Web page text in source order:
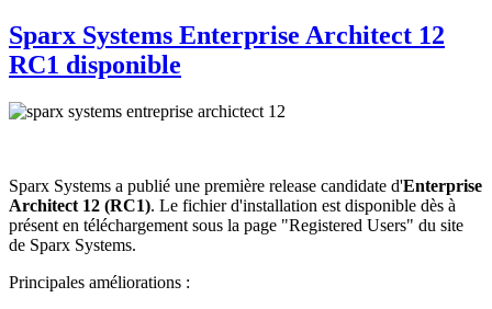
Sparx Systems Enterprise Architect 12
RC1 disponible
Sparx Systems a publié une première release candidate d'Enterprise
Architect 12 (RC1). Le fichier d'installation est disponible dès à
présent en téléchargement sous la page "Registered Users" du site
de Sparx Systems.
Principales améliorations :